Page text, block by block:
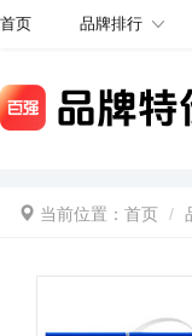
首页 品牌排行
当前位置： 首页